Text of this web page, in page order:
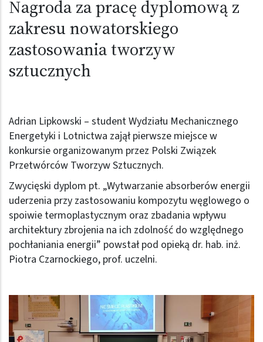
Nagroda za pracę dyplomową z
zakresu nowatorskiego
zastosowania tworzyw
sztucznych
Adrian Lipkowski – student Wydziału Mechanicznego
Energetyki i Lotnictwa zajął pierwsze miejsce w
konkursie organizowanym przez Polski Związek
Przetwórców Tworzyw Sztucznych.
Zwycięski dyplom pt. „Wytwarzanie absorberów energii
uderzenia przy zastosowaniu kompozytu węglowego o
spoiwie termoplastycznym oraz zbadania wpływu
architektury zbrojenia na ich zdolność do względnego
pochłaniania energii” powstał pod opieką dr. hab. inż.
Piotra Czarnockiego, prof. uczelni.